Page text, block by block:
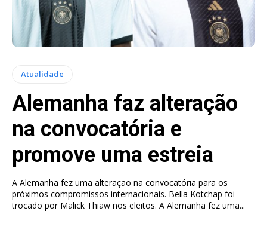
Atualidade
Alemanha faz alteração
na convocatória e
promove uma estreia
A Alemanha fez uma alteração na convocatória para os
próximos compromissos internacionais. Bella Kotchap foi
trocado por Malick Thiaw nos eleitos. A Alemanha fez uma...